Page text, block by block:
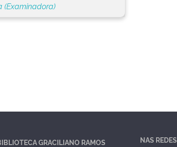
(Examinadora)
GRACILIANO RAMOS NAS REDES